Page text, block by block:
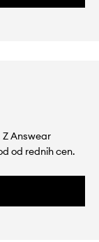
Answear
od rednih cen.